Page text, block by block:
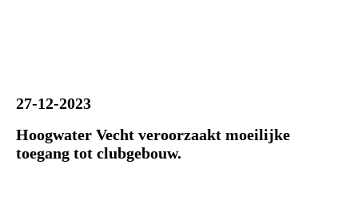
27-12-2023
Hoogwater Vecht veroorzaakt moeilijke
toegang tot clubgebouw.